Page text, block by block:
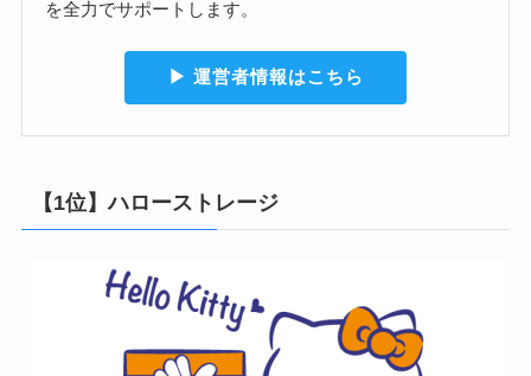
を全力でサポートします。
▶︎ 運営者情報はこちら
【1位】ハローストレージ